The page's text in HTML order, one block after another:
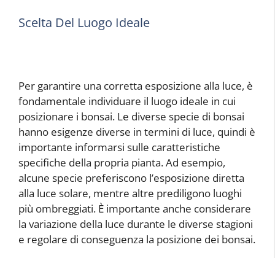
Scelta Del Luogo Ideale
Per garantire una corretta esposizione alla luce, è
fondamentale individuare il luogo ideale in cui
posizionare i bonsai. Le diverse specie di bonsai
hanno esigenze diverse in termini di luce, quindi è
importante informarsi sulle caratteristiche
specifiche della propria pianta. Ad esempio,
alcune specie preferiscono l’esposizione diretta
alla luce solare, mentre altre prediligono luoghi
più ombreggiati. È importante anche considerare
la variazione della luce durante le diverse stagioni
e regolare di conseguenza la posizione dei bonsai.